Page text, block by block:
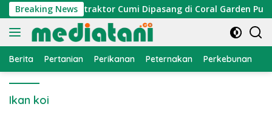
Langsung
ke
konten
Breaking News
Nelayan, Atraktor Cumi Dipasang di Coral Garden Pulau
Berita Pertanian Perikanan Peternakan Perkebunan
Ikan koi